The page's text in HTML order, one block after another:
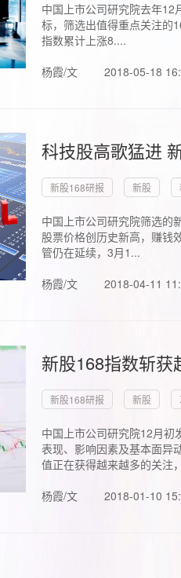
中国上市公司研究院去年
标，筛选出值得重点关注的
指数累计上涨8....
杨霞/文
2018-05-18
科技股高歌猛进
新股168研报 新股
中国上市公司研究院筛选的
股票价格创历史新高，赚钱
管仍在延续，3月1...
杨霞/文
2018-04-11
新股168指数斩
新股168研报 新股
中国上市公司研究院12月初
表现、影响因素及基本面异
值正在获得越来越多的关注
杨霞/文
2018-01-10